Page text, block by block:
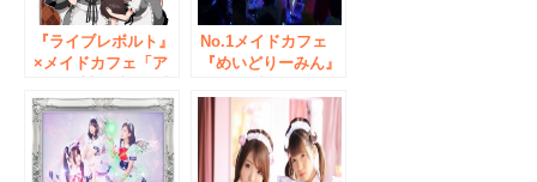
『ライブレボルト』
×メイドカフェ「ア
優さんの来店お給仕
イベントや限定コラ
ボグッズ販売！
No.1メイドカフェ
『めいどりーみん』
インメントサービス
を強化！ ”萌えカワ
イイ ライブレスト
ラン”へと進化し、